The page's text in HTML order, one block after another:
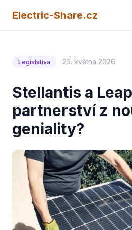
Electric-Share.cz
Legislativa 23. května 2026
Stellantis a
partnerství z
geniality?